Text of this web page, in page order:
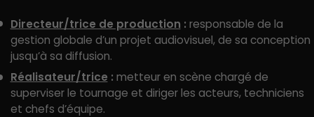
Directeur/trice de production : responsable de la
gestion globale d’un projet audiovisuel, de sa conception
jusqu’à sa diffusion.
Réalisateur/trice : metteur en scène chargé de
superviser le tournage et diriger les acteurs, techniciens
et chefs d’équipe.